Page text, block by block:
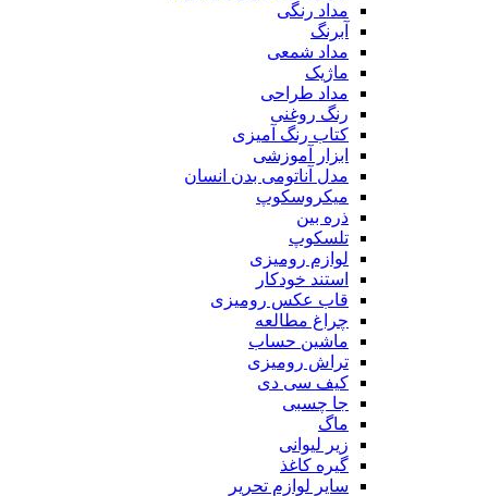
مداد رنگی
آبرنگ
مداد شمعی
ماژیک
مداد طراحی
رنگ روغنی
کتاب رنگ آمیزی
ابزار آموزشی
مدل آناتومی بدن انسان
میکروسکوپ
ذره بین
تلسکوپ
لوازم رومیزی
استند خودکار
قاب عکس رومیزی
چراغ مطالعه
ماشین حساب
تراش رومیزی
کیف سی دی
جا چسبی
ماگ
زیر لیوانی
گیره کاغذ
سایر لوازم تحریر